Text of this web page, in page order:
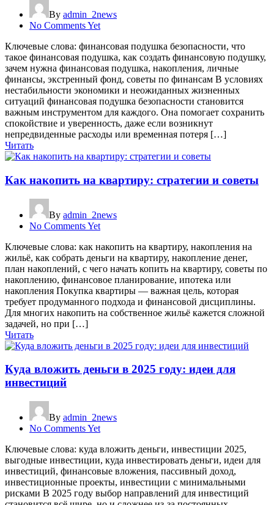
By admin_2news
No Comments Yet
Ключевые слова: финансовая подушка безопасности, что
такое финансовая подушка, как создать финансовую подушку,
зачем нужна финансовая подушка, накопления, личные
финансы, экстренный фонд, советы по финансам В условиях
нестабильности экономики и неожиданных жизненных
ситуаций финансовая подушка безопасности становится
важным инструментом для каждого. Она помогает сохранить
спокойствие и уверенность, даже если возникнут
непредвиденные расходы или временная потеря […]
Читать
Как накопить на квартиру: стратегии и советы
By admin_2news
No Comments Yet
Ключевые слова: как накопить на квартиру, накопления на
жильё, как собрать деньги на квартиру, накопление денег,
план накоплений, с чего начать копить на квартиру, советы по
накоплению, финансовое планирование, ипотека или
накопления Покупка квартиры — важная цель, которая
требует продуманного подхода и финансовой дисциплины.
Для многих накопить на собственное жильё кажется сложной
задачей, но при […]
Читать
Куда вложить деньги в 2025 году: идеи для
инвестиций
By admin_2news
No Comments Yet
Ключевые слова: куда вложить деньги, инвестиции 2025,
выгодные инвестиции, куда инвестировать деньги, идеи для
инвестиций, финансовые вложения, пассивный доход,
инвестиционные проекты, инвестиции с минимальными
рисками В 2025 году выбор направлений для инвестиций